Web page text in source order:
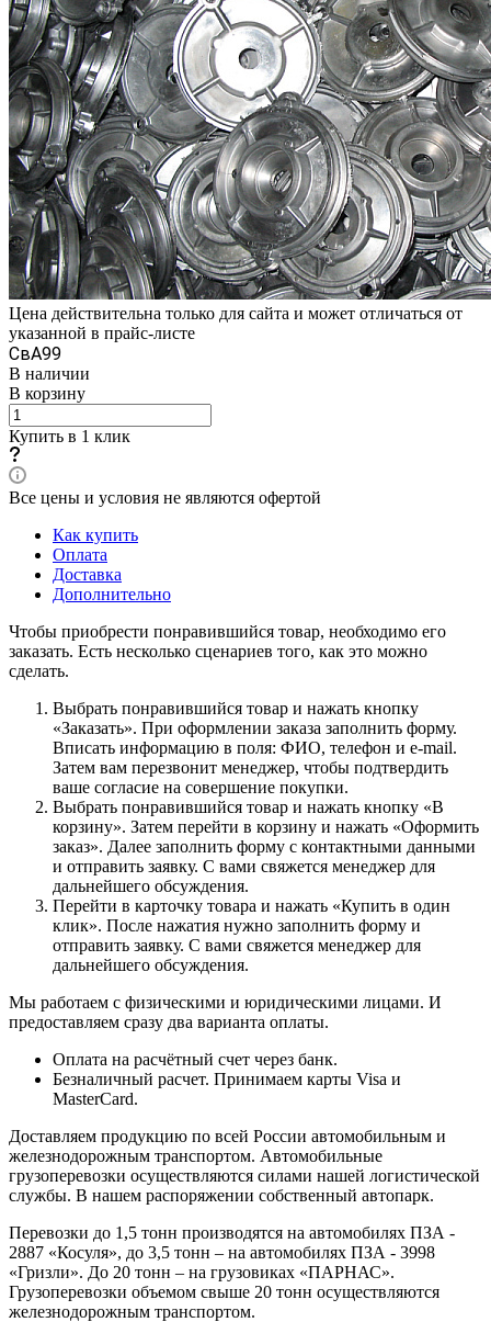
Цена действительна только для сайта и может отличаться от
указанной в прайс-листе
СвА99
В наличии
В корзину
Купить в 1 клик
Все цены и условия не являются офертой
Как купить
Оплата
Доставка
Дополнительно
Чтобы приобрести понравившийся товар, необходимо его
заказать. Есть несколько сценариев того, как это можно
сделать.
Выбрать понравившийся товар и нажать кнопку
«Заказать». При оформлении заказа заполнить форму.
Вписать информацию в поля: ФИО, телефон и e-mail.
Затем вам перезвонит менеджер, чтобы подтвердить
ваше согласие на совершение покупки.
Выбрать понравившийся товар и нажать кнопку «В
корзину». Затем перейти в корзину и нажать «Оформить
заказ». Далее заполнить форму с контактными данными
и отправить заявку. С вами свяжется менеджер для
дальнейшего обсуждения.
Перейти в карточку товара и нажать «Купить в один
клик». После нажатия нужно заполнить форму и
отправить заявку. С вами свяжется менеджер для
дальнейшего обсуждения.
Мы работаем с физическими и юридическими лицами. И
предоставляем сразу два варианта оплаты.
Оплата на расчётный счет через банк.
Безналичный расчет. Принимаем карты Visa и
MasterCard.
Доставляем продукцию по всей России автомобильным и
железнодорожным транспортом. Автомобильные
грузоперевозки осуществляются силами нашей логистической
службы. В нашем распоряжении собственный автопарк.
Перевозки до 1,5 тонн производятся на автомобилях ПЗА -
2887 «Косуля», до 3,5 тонн – на автомобилях ПЗА - 3998
«Гризли». До 20 тонн – на грузовиках «ПАРНАС».
Грузоперевозки объемом свыше 20 тонн осуществляются
железнодорожным транспортом.